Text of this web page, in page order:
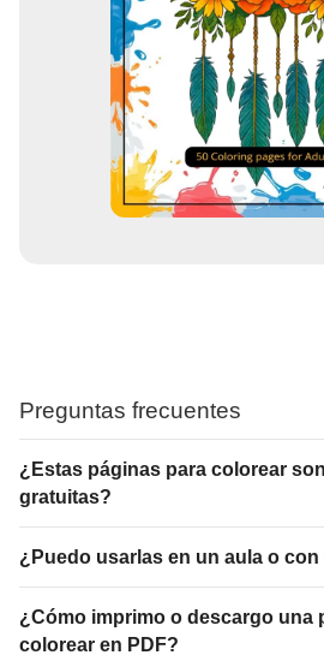
Preguntas frecuentes
¿Estas páginas para colorear
gratuitas?
¿Puedo usarlas en un aula o
¿Cómo imprimo o descargo una
colorear en PDF?